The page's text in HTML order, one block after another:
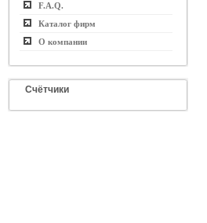
F.A.Q.
Каталог фирм
О компании
Счётчики